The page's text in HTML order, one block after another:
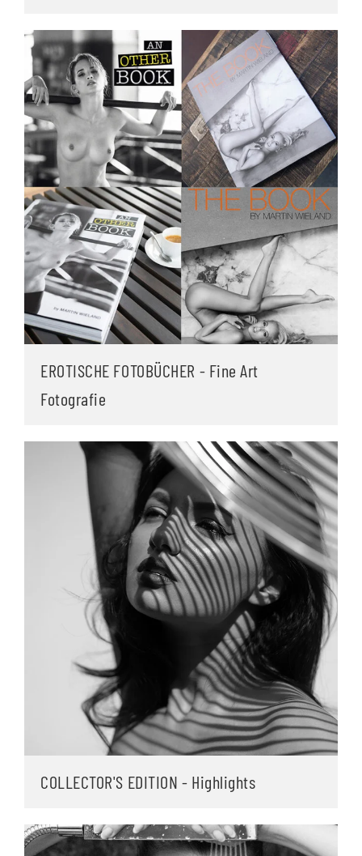
EROTISCHE FOTOBÜCHER - Fine Art
Fotografie
COLLECTOR'S EDITION - Highlights